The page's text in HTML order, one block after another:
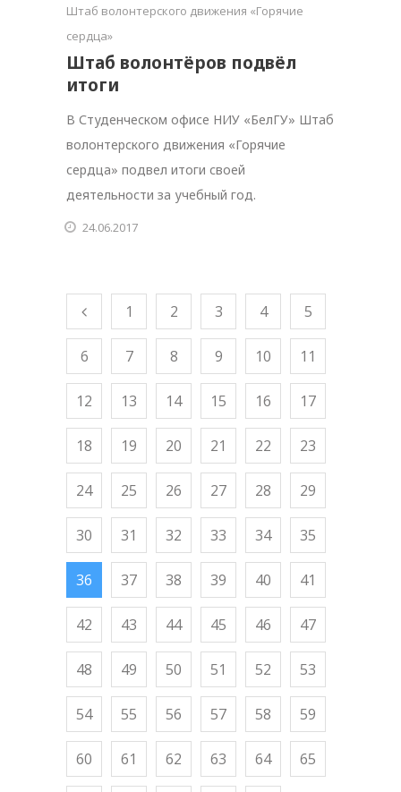
Штаб волонтерского движения «Горячие
сердца»
Штаб волонтёров подвёл
итоги
В Студенческом офисе НИУ «БелГУ» Штаб
волонтерского движения «Горячие
сердца» подвел итоги своей
деятельности за учебный год.
24.06.2017
1 2 3 4 5
6 7 8 9 10 11
12 13 14 15 16 17
18 19 20 21 22 23
24 25 26 27 28 29
30 31 32 33 34 35
36 37 38 39 40 41
42 43 44 45 46 47
48 49 50 51 52 53
54 55 56 57 58 59
60 61 62 63 64 65